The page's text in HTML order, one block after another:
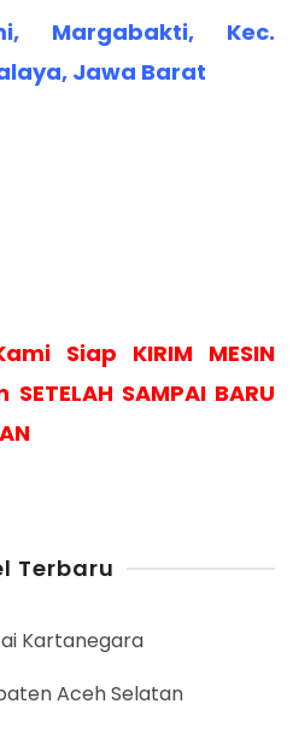
Margabakti, Kec.
Jawa Barat
Siap KIRIM MESIN
SETELAH SAMPAI BARU
Terbaru
Kartanegara
Aceh Selatan